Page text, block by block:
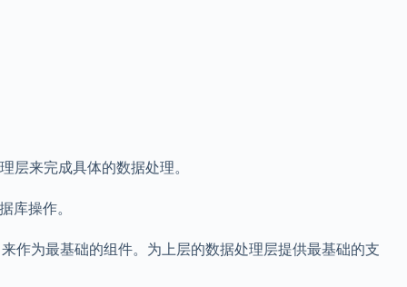
层来完成具体的数据处理。
库操作。
作为最基础的组件。为上层的数据处理层提供最基础的支